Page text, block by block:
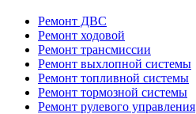
Ремонт ДВС
Ремонт ходовой
Ремонт трансмиссии
Ремонт выхлопной системы
Ремонт топливной системы
Ремонт тормозной системы
Ремонт рулевого управления